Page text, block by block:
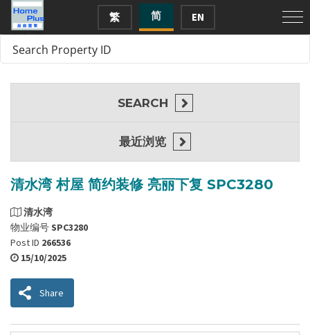
繁 简 EN
清水湾 村屋 简约装修 ​​亮丽下复 SPC3280
清水湾
物业编号SPC3280
Post ID 266536
15/10/2025
Share
SEARCH
最近浏览